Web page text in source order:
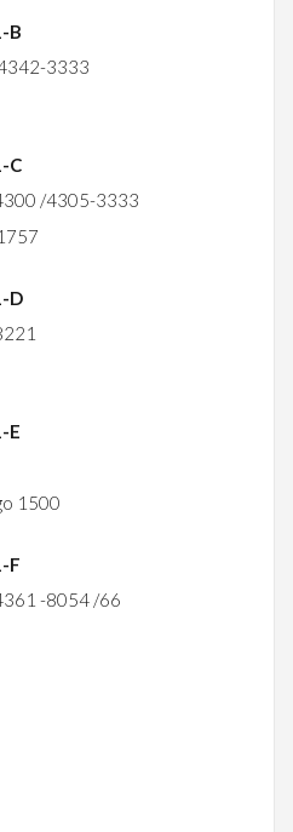
B
3333
C
/4305-3333
D
E
1500
F
-8054 /66